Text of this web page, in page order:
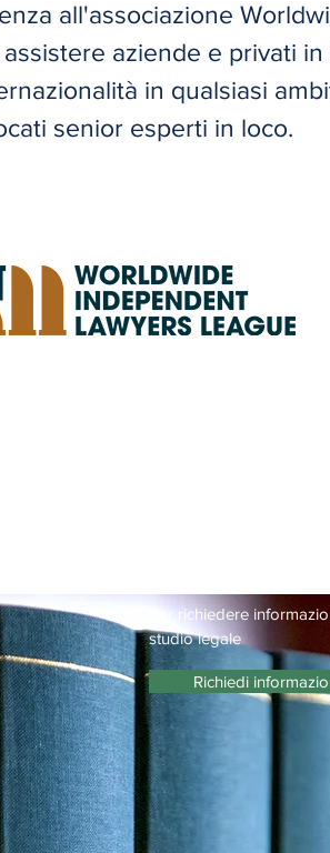
all'associazione
aziende e privati
in qualsiasi
senior esperti in loco.
Per richiedere
studio legale
Richiedi